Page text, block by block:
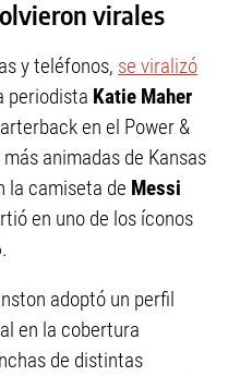
virales
y teléfonos, se viralizó
periodista Katie Maher
en el Power &
animadas de Kansas
la camiseta de Messi
en uno de los íconos
.
adoptó un perfil
en la cobertura
de distintas